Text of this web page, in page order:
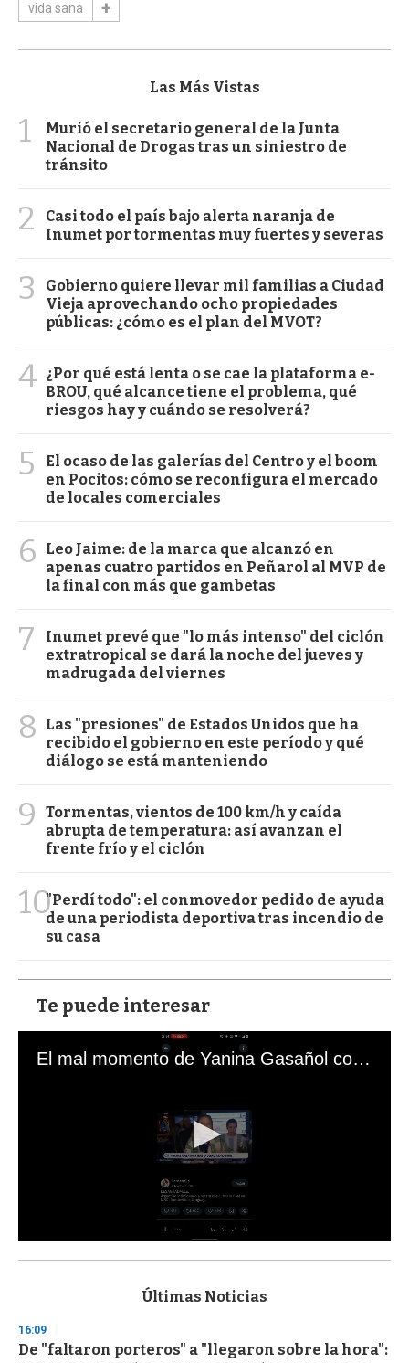
vida sana
Las Más Vistas
1
Murió el secretario general de la Junta
Nacional de Drogas tras un siniestro de
tránsito
2
Casi todo el país bajo alerta naranja de
Inumet por tormentas muy fuertes y severas
3
Gobierno quiere llevar mil familias a Ciudad
Vieja aprovechando ocho propiedades
públicas: ¿cómo es el plan del MVOT?
4 ¿Por qué está lenta o se cae la plataforma e-
BROU, qué alcance tiene el problema, qué
riesgos hay y cuándo se resolverá?
5
El ocaso de las galerías del Centro y el boom
en Pocitos: cómo se reconfigura el mercado
de locales comerciales
6
Leo Jaime: de la marca que alcanzó en
apenas cuatro partidos en Peñarol al MVP de
la final con más que gambetas
7
Inumet prevé que "lo más intenso" del ciclón
extratropical se dará la noche del jueves y
madrugada del viernes
8
Las "presiones" de Estados Unidos que ha
recibido el gobierno en este período y qué
diálogo se está manteniendo
9
Tormentas, vientos de 100 km/h y caída
abrupta de temperatura: así avanzan el
frente frío y el ciclón
10"Perdí todo": el conmovedor pedido de ayuda
de una periodista deportiva tras incendio de
su casa
Te puede interesar
El mal momento de Yanina Gasañol con un hincha argentino en "Subrayado"
s
d
s
Últimas Noticias
16:09
De "faltaron porteros" a "llegaron sobre la hora":